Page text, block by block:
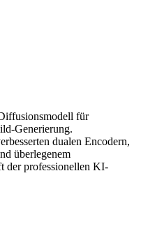
für
Generierung.
dualen Encodern,
überlegenem
der professionellen KI-